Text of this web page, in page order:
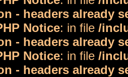
- headers already
Notice: in file /
- headers already
Notice: in file /
- headers already